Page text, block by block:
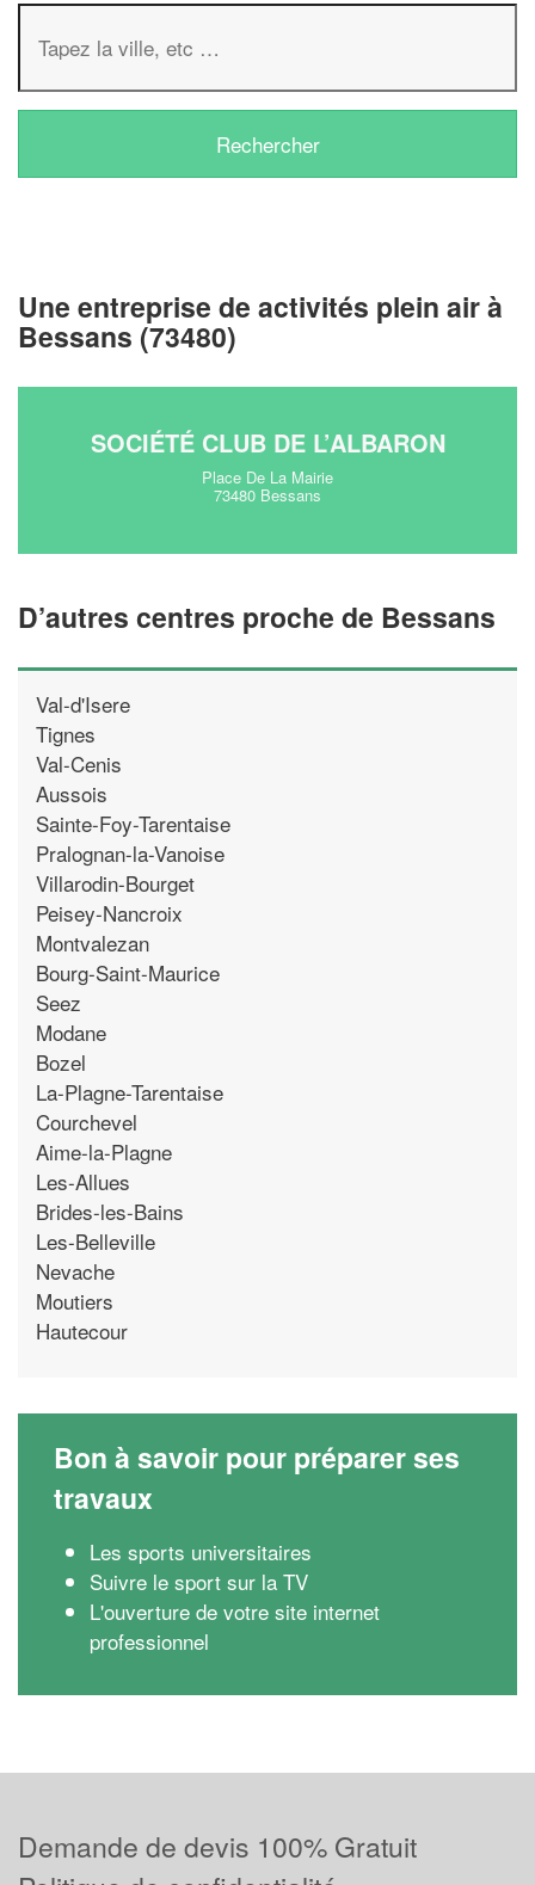
Une entreprise de activités plein air à
Bessans (73480)
SOCIÉTÉ CLUB DE L’ALBARON
Place De La Mairie
73480 Bessans
D’autres centres proche de Bessans
Val-d'Isere
Tignes
Val-Cenis
Aussois
Sainte-Foy-Tarentaise
Pralognan-la-Vanoise
Villarodin-Bourget
Peisey-Nancroix
Montvalezan
Bourg-Saint-Maurice
Seez
Modane
Bozel
La-Plagne-Tarentaise
Courchevel
Aime-la-Plagne
Les-Allues
Brides-les-Bains
Les-Belleville
Nevache
Moutiers
Hautecour
Bon à savoir pour préparer ses
travaux
Les sports universitaires
Suivre le sport sur la TV
L'ouverture de votre site internet
professionnel
✕
professionnel
nouveaux clients !
Demande de devis 100% Gratuit